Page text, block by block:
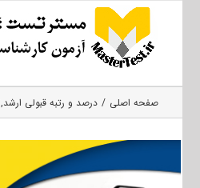
صفحه اصلی درصد و رتبه قبولی ارشد